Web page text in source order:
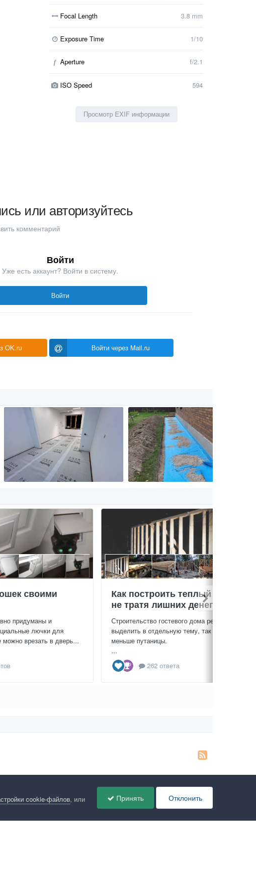
Focal Length 3.8 mm
Exposure Time 1/10
f Aperture f/2.1
ISO Speed 594
Просмотр EXIF информации
или авторизуйтесь
комментарий
Войти
Уже есть аккаунт? Войти в систему.
Войти
OK.ru Войти через Mail.ru
своими
придуманы и
лючки для
можно врезать в дверь...
Как построить теплый дом,
не тратя лишних денег
Строительство гостевого дома решил
выделить в отдельную тему, так будет
меньше путаницы.
...
262 ответа
лидеров Администрация
cookie-файлов, или
Принять Отклонить